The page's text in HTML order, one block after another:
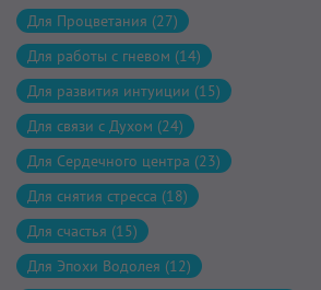
Для Процветания (27)
Для работы с гневом (14)
Для развития интуиции (15)
Для связи с Духом (24)
Для Сердечного центра (23)
Для снятия стресса (18)
Для счастья (15)
Для Эпохи Водолея (12)